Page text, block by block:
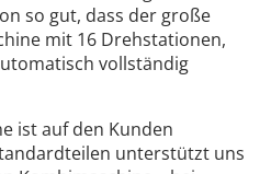
so gut, dass der große
mit 16 Drehstationen,
vollständig
ist auf den Kunden
unterstützt uns